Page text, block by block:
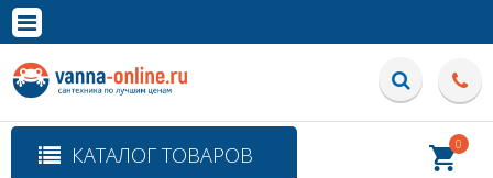
Полная версия сайта
КАТАЛОГ ТОВАРОВ 0